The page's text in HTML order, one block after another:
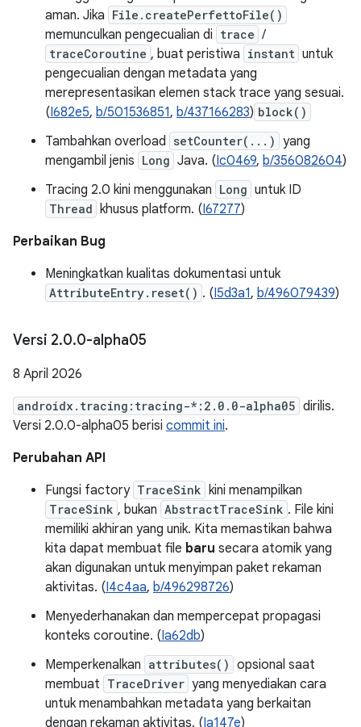
aman. Jika File.createPerfettoFile()
memunculkan pengecualian di trace /
traceCoroutine , buat peristiwa instant untuk
pengecualian dengan metadata yang
merepresentasikan elemen stack trace yang sesuai.
(I682e5, b/501536851, b/437166283) block()
Tambahkan overload setCounter(...) yang
mengambil jenis Long Java. (Ic0469, b/356082604)
Tracing 2.0 kini menggunakan Long untuk ID
Thread khusus platform. (I67277)
Perbaikan Bug
Meningkatkan kualitas dokumentasi untuk
AttributeEntry.reset() . (I5d3a1, b/496079439)
Versi 2.0.0-alpha05
8 April 2026
androidx.tracing:tracing-*:2.0.0-alpha05 dirilis.
Versi 2.0.0-alpha05 berisi commit ini.
Perubahan API
Fungsi factory TraceSink kini menampilkan
TraceSink , bukan AbstractTraceSink . File kini
memiliki akhiran yang unik. Kita memastikan bahwa
kita dapat membuat file baru secara atomik yang
akan digunakan untuk menyimpan paket rekaman
aktivitas. (I4c4aa, b/496298726)
Menyederhanakan dan mempercepat propagasi
konteks coroutine. (Ia62db)
Memperkenalkan attributes() opsional saat
membuat TraceDriver yang menyediakan cara
untuk menambahkan metadata yang berkaitan
dengan rekaman aktivitas. ( Ia147e)